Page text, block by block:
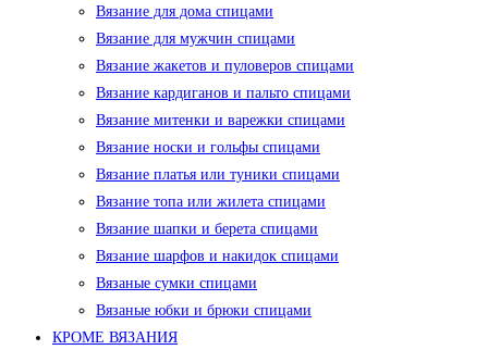
Вязание для дома спицами
Вязание для мужчин спицами
Вязание жакетов и пуловеров спицами
Вязание кардиганов и пальто спицами
Вязание митенки и варежки спицами
Вязание носки и гольфы спицами
Вязание платья или туники спицами
Вязание топа или жилета спицами
Вязание шапки и берета спицами
Вязание шарфов и накидок спицами
Вязаные сумки спицами
Вязаные юбки и брюки спицами
КРОМЕ ВЯЗАНИЯ